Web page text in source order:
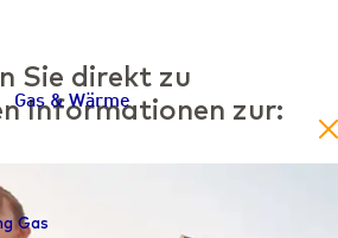
Gas & Wärme
Gas
Sie direkt zu
Informationen zur: